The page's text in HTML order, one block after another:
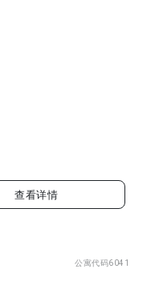
查看详情
公寓代码6041